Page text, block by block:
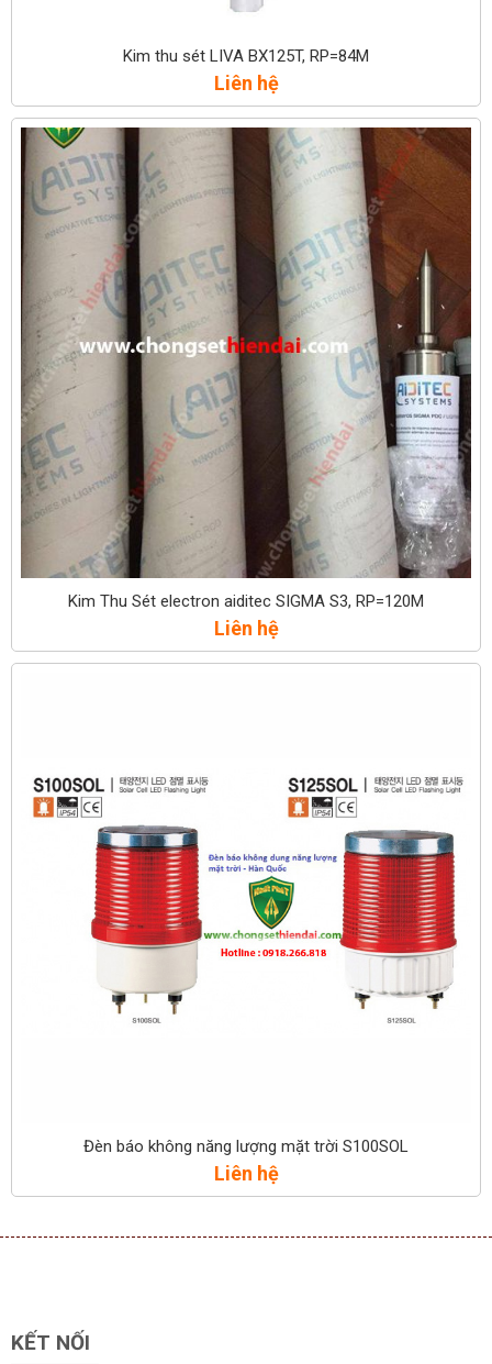
Kim thu sét LIVA BX125T, RP=84M
Liên hệ
Kim Thu Sét electron aiditec SIGMA S3, RP=120M
Liên hệ
Đèn báo không năng lượng mặt trời S100SOL
Liên hệ
KẾT NỐI